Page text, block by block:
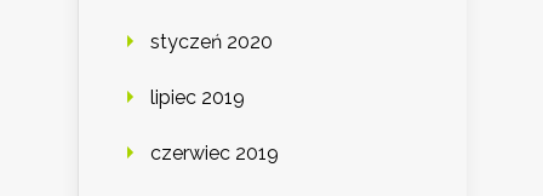
styczeń 2020
lipiec 2019
czerwiec 2019